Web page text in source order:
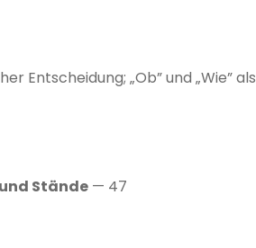
Entscheidung; „Ob” und „Wie” als
Stände — 47